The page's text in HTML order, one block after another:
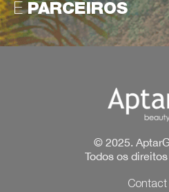
EPARCEIROS
© 2025.
Todos os
Contact